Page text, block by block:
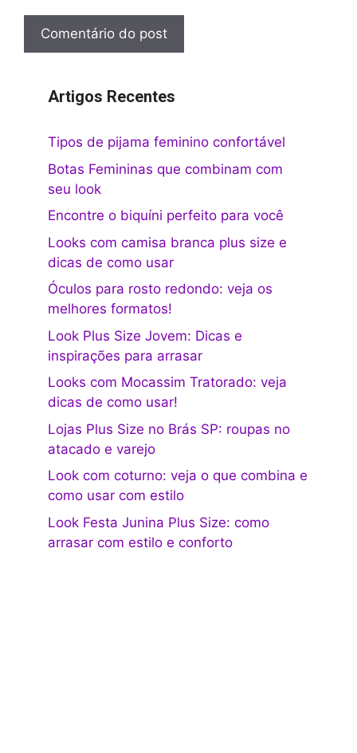
Artigos Recentes
Tipos de pijama feminino confortável
Botas Femininas que combinam com
seu look
Encontre o biquíni perfeito para você
Looks com camisa branca plus size e
dicas de como usar
Óculos para rosto redondo: veja os
melhores formatos!
Look Plus Size Jovem: Dicas e
inspirações para arrasar
Looks com Mocassim Tratorado: veja
dicas de como usar!
Lojas Plus Size no Brás SP: roupas no
atacado e varejo
Look com coturno: veja o que combina e
como usar com estilo
Look Festa Junina Plus Size: como
arrasar com estilo e conforto